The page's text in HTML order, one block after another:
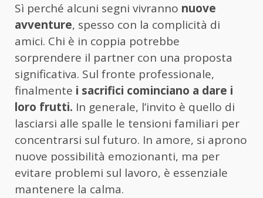
Sì perché alcuni segni vivranno nuove
avventure, spesso con la complicità di
amici. Chi è in coppia potrebbe
sorprendere il partner con una proposta
significativa. Sul fronte professionale,
finalmente i sacrifici cominciano a dare i
loro frutti. In generale, l’invito è quello di
lasciarsi alle spalle le tensioni familiari per
concentrarsi sul futuro. In amore, si aprono
nuove possibilità emozionanti, ma per
evitare problemi sul lavoro, è essenziale
mantenere la calma.